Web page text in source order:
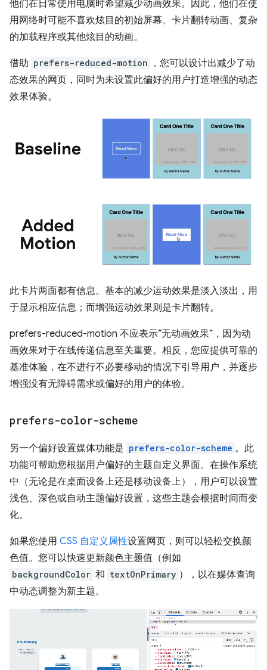
他们在日常使用电脑时希望减少动画效果。因此，他们在使
用网络时可能不喜欢炫目的初始屏幕、卡片翻转动画、复杂
的加载程序或其他炫目的动画。
借助 prefers-reduced-motion
，您可以设计出减少了动
态效果的网页，同时为未设置此偏好的用户打造增强的动态
效果体验。
此卡片两面都有信息。基本的减少运动效果是淡入淡出，用
于显示相应信息；而增强运动效果则是卡片翻转。
prefers-reduced-motion 不应表示“无动画效果”，因为动
画效果对于在线传递信息至关重要。相反，您应提供可靠的
基准体验，在不进行不必要移动的情况下引导用户，并逐步
增强没有无障碍需求或偏好的用户的体验。
prefers-color-scheme
另一个偏好设置媒体功能是 prefers-color-scheme 。此
功能可帮助您根据用户偏好的主题自定义界面。在操作系统
中（无论是在桌面设备上还是移动设备上），用户可以设置
浅色、深色或自动主题偏好设置，这些主题会根据时间而变
化。
如果您使用 CSS 自定义属性设置网页，则可以轻松交换颜
色值。您可以快速更新颜色主题值（例如
backgroundColor 和 textOnPrimary ），以在媒体查询
中动态调整为新主题。